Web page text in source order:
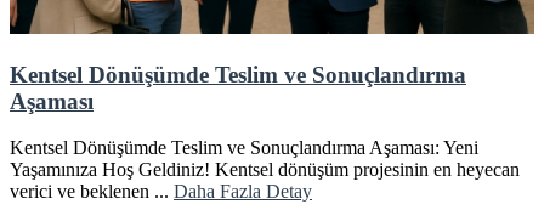
Kentsel Dönüşümde Teslim ve Sonuçlandırma
Aşaması
Kentsel Dönüşümde Teslim ve Sonuçlandırma Aşaması: Yeni
Yaşamınıza Hoş Geldiniz! Kentsel dönüşüm projesinin en heyecan
verici ve beklenen ... Daha Fazla Detay